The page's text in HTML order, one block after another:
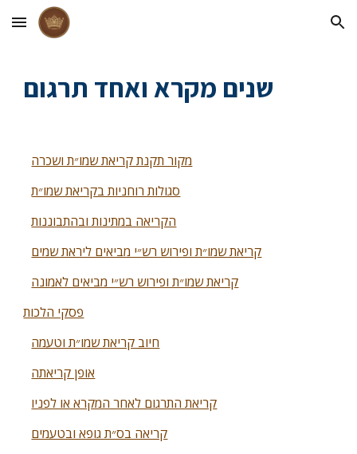
Skip to main content Skip to navigation
שנים מקרא ואחד תרגום
מקור תקנת קריאת שמו״ת ושכרה
סגולות רוחניות בקריאת שמו״ת
הקריאה במתינות ובהתבוננות
קריאת שמו״ת ופירוש רש״י מביאים ליראת שמים
קריאת שמו״ת ופירוש רש״י מביאים לאמונה
פסקי הלכות
חיוב קריאת שמו״ת וטעמה
אופן קריאתה
קריאת התרגום לאחר המקרא או לפניו
קריאה בס״ת גופא ובטעמים